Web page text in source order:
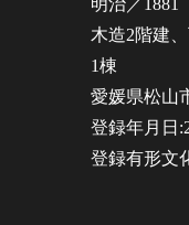
明治／1881
木造2階建
1棟
愛媛県松山
登録年月日
登録有形文